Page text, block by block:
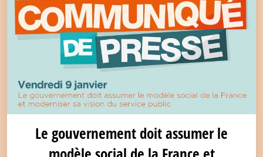
Le gouvernement doit assumer le